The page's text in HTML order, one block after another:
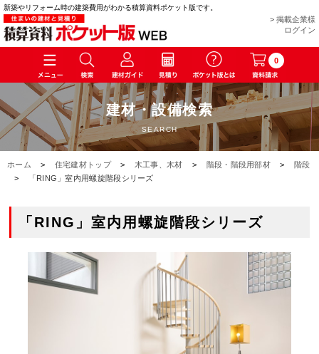
新築やリフォーム時の建築費用がわかる積算資料ポケット版です。
> 掲載企業様
ログイン
0
建材・設備検索
SEARCH
ホーム > 住宅建材トップ > 木工事、木材 > 階段・階段用部材 >
階段
>
「RING」室内用螺旋階段シリーズ
「RING」室内用螺旋階段シリーズ